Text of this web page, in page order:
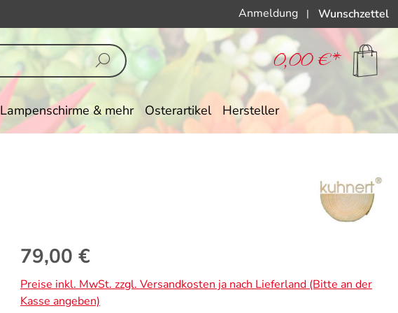
Anmeldung | Wunschzettel
0,00 €*
Lampenschirme & mehr Osterartikel Hersteller
Regulärer Preis:
79,00 €
Preise inkl. MwSt. zzgl. Versandkosten ja nach Lieferland (Bitte an der
Kasse angeben)